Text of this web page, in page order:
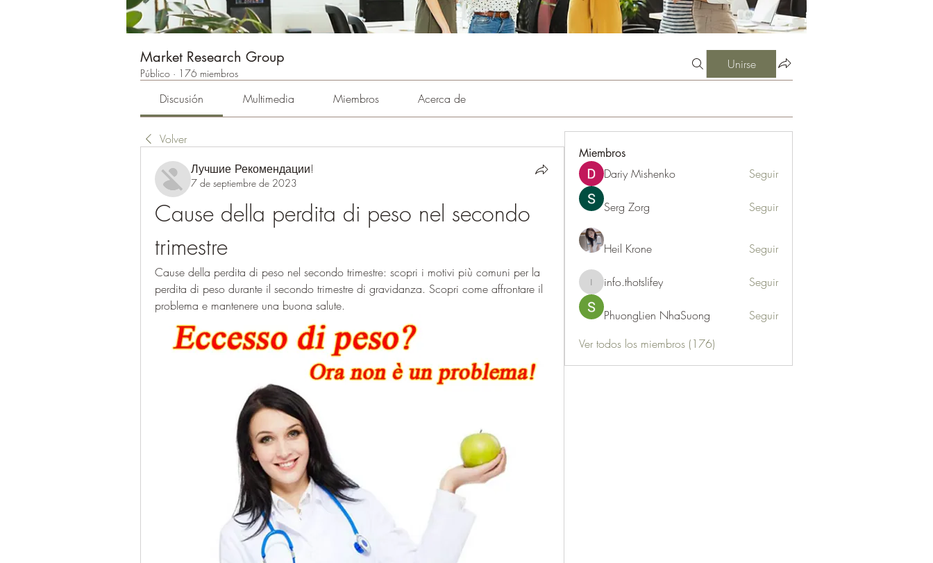
Market Research Group
Público · 176 miembros
Unirse
Discusión Multimedia Miembros Acerca de
Volver
Лучшие Рекомендации!
7 de septiembre de 2023
Cause della perdita di peso nel secondo
trimestre
Cause della perdita di peso nel secondo trimestre: scopri i motivi più comuni per la
perdita di peso durante il secondo trimestre di gravidanza. Scopri come affrontare il
problema e mantenere una buona salute.
Miembros
Dariy Mishenko Seguir
Serg Zorg Seguir
Heil Krone Seguir
info.thotslifey
info.thotslifey Seguir
PhuongLien NhaSuong
Seguir
Ver todos los miembros (176)